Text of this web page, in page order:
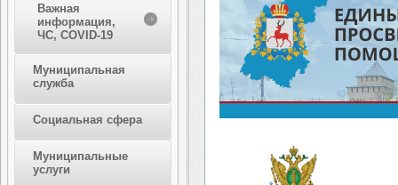
Важная
информация,
ЧС, COVID-19
Муниципальная
служба
Социальная сфера
Муниципальные
услуги